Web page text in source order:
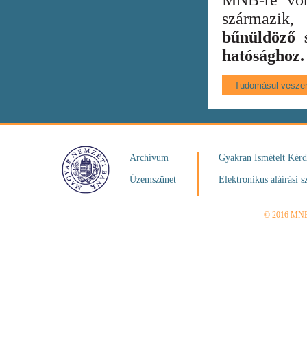
bűnüldöző
hatósághoz.
Archívum
Üzemszünet
Gyakran Ismételt
Elektronikus aláírási
© 2016